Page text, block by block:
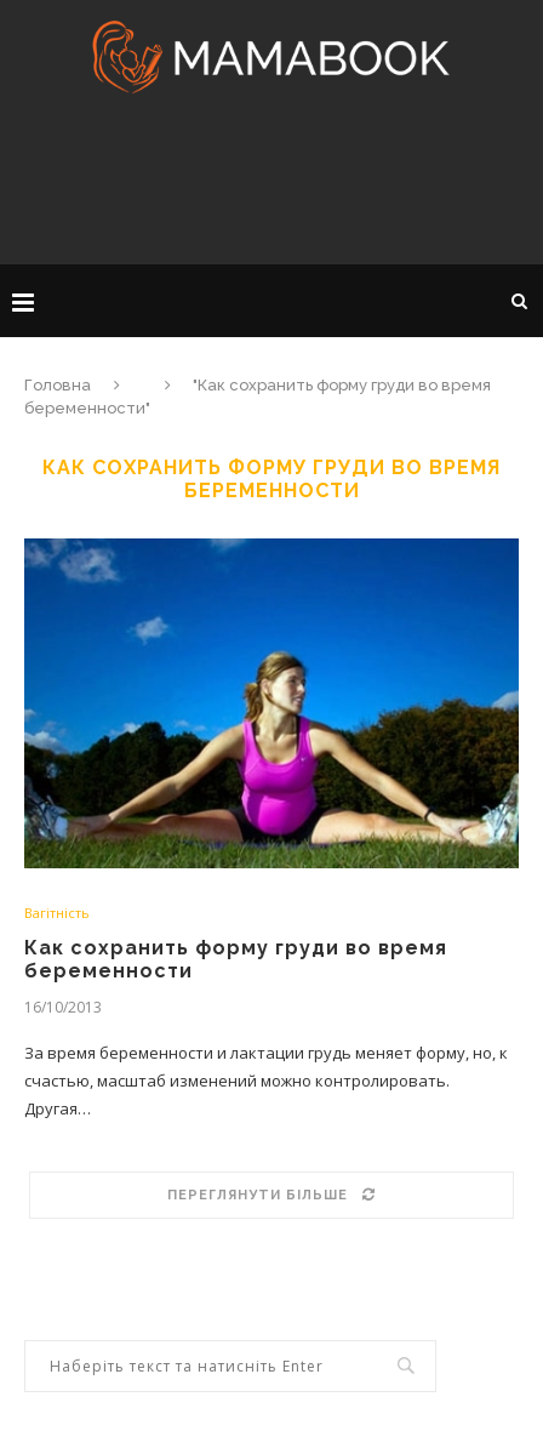
Головна
"Как сохранить форму груди во время
беременности"
КАК СОХРАНИТЬ ФОРМУ ГРУДИ ВО ВРЕМЯ
БЕРЕМЕННОСТИ
Вагітність
Как сохранить форму груди во время
беременности
16/10/2013
За время беременности и лактации грудь меняет форму, но, к
счастью, масштаб изменений можно контролировать.
Другая…
ПЕРЕГЛЯНУТИ БІЛЬШЕ